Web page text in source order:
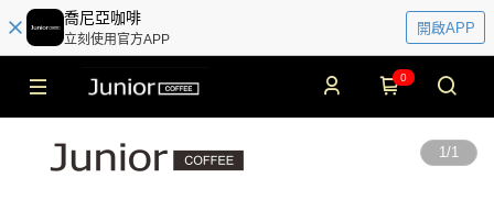
喬尼亞咖啡
立刻使用官方APP
開啟APP
0
1/1